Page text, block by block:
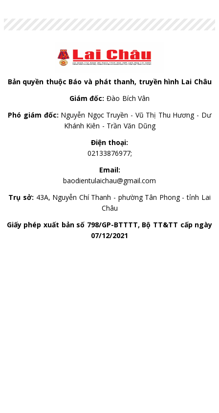
Bản quyền thuộc Báo và phát thanh, truyền hình Lai Châu
Giám đốc: Đào Bích Vân
Phó giám đốc: Nguyễn Ngọc Truyền - Vũ Thị Thu Hương - Dư
Khánh Kiên - Trần Văn Dũng
Điện thoại:
02133876977;
Email:
baodientulaichau@gmail.com
Trụ sở: 43A, Nguyễn Chí Thanh - phường Tân Phong - tỉnh Lai
Châu
Giấy phép xuất bản số 798/GP-BTTTT, Bộ TT&TT cấp ngày
07/12/2021